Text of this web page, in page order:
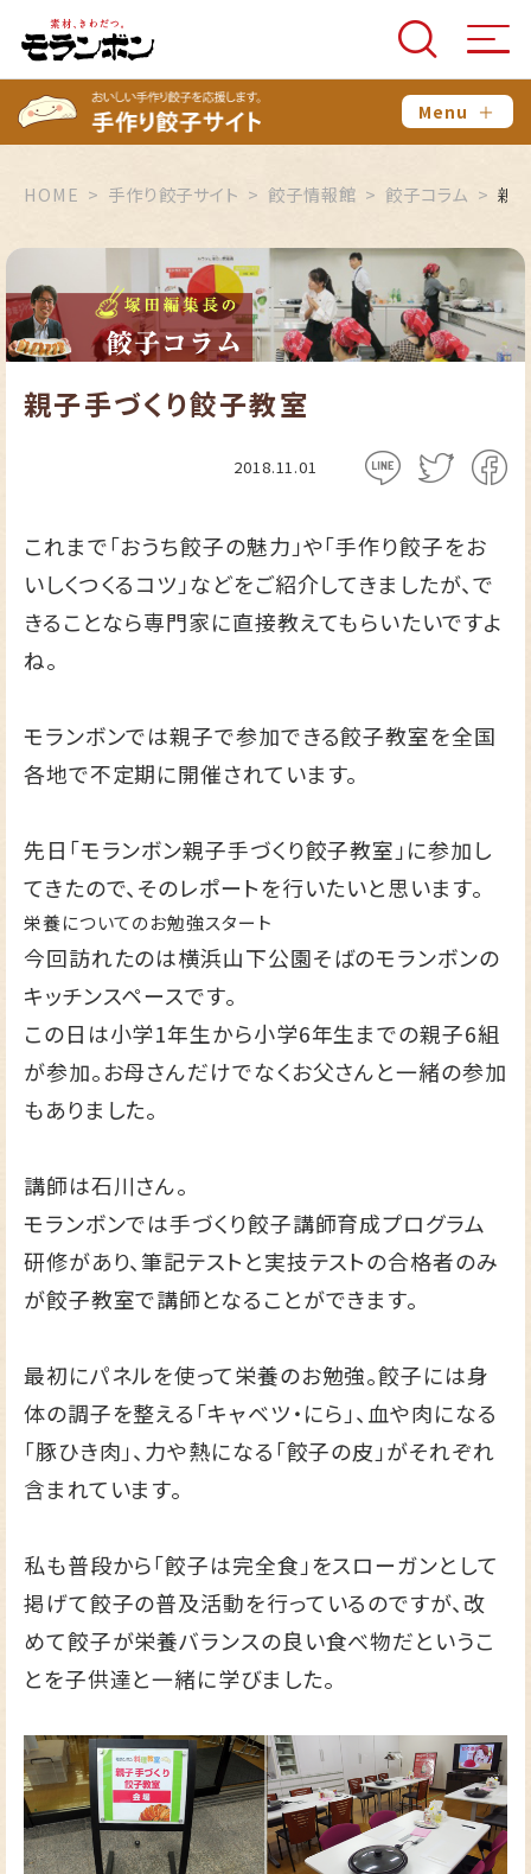
Menu ＋
HOME 手作り餃子サイト 餃子情報館 餃子コラム 親
親子手づくり餃子教室
2018.11.01
これまで「おうち餃子の魅力」や「手作り餃子をお
いしくつくるコツ」などをご紹介してきましたが、で
きることなら専門家に直接教えてもらいたいですよ
ね。
モランボンでは親子で参加できる餃子教室を全国
各地で不定期に開催されています。
先日「モランボン親子手づくり餃子教室」に参加し
てきたので、そのレポートを行いたいと思います。
栄養についてのお勉強スタート
今回訪れたのは横浜山下公園そばのモランボンの
キッチンスペースです。
この日は小学1年生から小学6年生までの親子6組
が参加。お母さんだけでなくお父さんと一緒の参加
もありました。
講師は石川さん。
モランボンでは手づくり餃子講師育成プログラム
研修があり、筆記テストと実技テストの合格者のみ
が餃子教室で講師となることができます。
最初にパネルを使って栄養のお勉強。餃子には身
体の調子を整える「キャベツ・にら」、血や肉になる
「豚ひき肉」、力や熱になる「餃子の皮」がそれぞれ
含まれています。
私も普段から「餃子は完全食」をスローガンとして
掲げて餃子の普及活動を行っているのですが、改
めて餃子が栄養バランスの良い食べ物だというこ
とを子供達と一緒に学びました。